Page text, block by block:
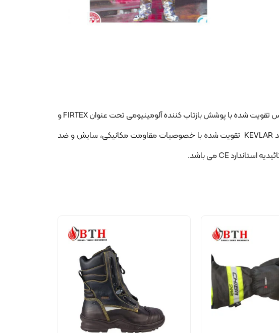
این لباس به صورت یکسره به همراه کلاه مخصوص خود ، دستکش پنج انگشتی ساق بلند و از لایه بیرونی فایبرگلاس تقویت شده با پوشش بازتاب کننده آلومینیومی تحت عنوان FIRTEX و
لایه های داخلی از الیاف عایق حرارت آرامید و پشم طبیعی Wool FABRIC و زیره پوشش کفش از ترکیب 100 درصد KEVLAR تقویت شده با خصوصیات مقاومت مکانیکی، سایش و ضد